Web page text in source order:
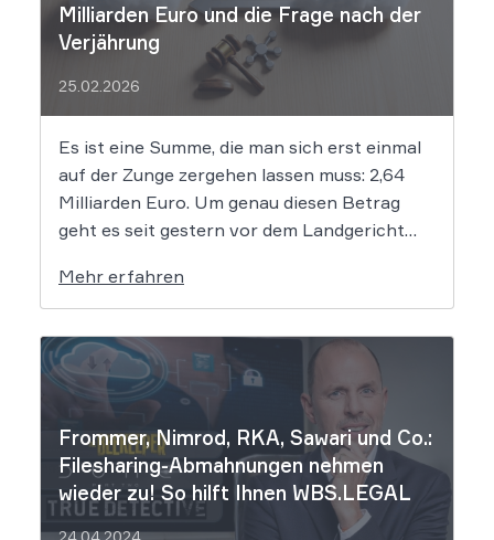
Milliarden Euro und die Frage nach der
Verjährung
25.02.2026
Es ist eine Summe, die man sich erst einmal
auf der Zunge zergehen lassen muss: 2,64
Milliarden Euro. Um genau diesen Betrag
geht es seit gestern vor dem Landgericht
mutmaßlichen Hintermänner von
„Movie2k.to“ begonnen. Das war in den
frühen 2010er Jahren eine […]
Mehr erfahren
Frommer, Nimrod, RKA, Sawari und Co.:
Filesharing-Abmahnungen nehmen
wieder zu! So hilft Ihnen WBS.LEGAL
24.04.2024